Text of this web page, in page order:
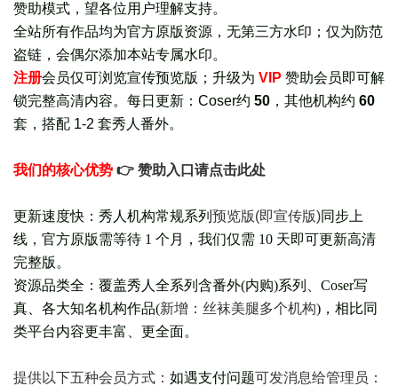
赞助模式，望各位用户理解支持。
全站所有作品均为官方原版资源，无第三方水印；仅为防范
盗链，会偶尔添加本站专属水印。
注册会员仅可浏览宣传预览版 ； 升级为 VIP 赞助会员即可解
锁完整高清内容。每日更新： Coser约 50 ，其他机构约 60
套， 搭配 1-2 套秀人番外。
我们的核心优势 👉 赞助入口请点击此处
更新速度快：秀人机构常规系列 预览版(即宣传版)同步上
线，官方原版需等待 1 个月，我们仅需 10 天即可更新高清
完整版。
资源品类全：覆盖秀人全系列含番外(内购)系列、Coser写
真、各大知名机构作品(新增：丝袜美腿多个机构)，相比同
类平台内容更丰富、更全面。
提供以下五种会员方式： 如遇支付问题可发消息给管理员：